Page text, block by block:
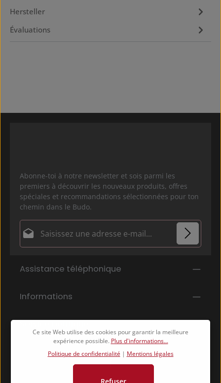
Hersteller
Évaluations
Abonne-toi à notre newsletter et sois parmi les
premiers à découvrir les nouveaux produits, offres
spéciales et recommandations sélectionnées pour ton
chemin dans le Budo.
Adresse e-mail*
En sélectionnant Continuer, vous confirmez que
informations sur la protection des données
vous avez accepté nos
Les champs marqués d'un astérisque (*) sont
obligatoires.
Assistance téléphonique
Informations
Ce site Web utilise des cookies pour garantir la meilleure
expérience possible. Plus d'informations...
Politique de confidentialité | Mentions légales